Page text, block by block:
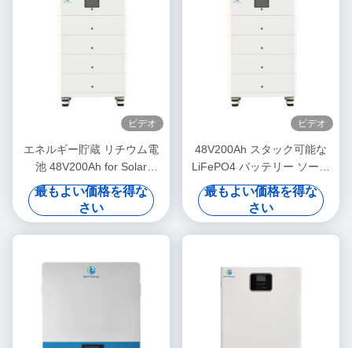
ビデオ
エネルギー貯蔵 リチウム電
池 48V200Ah for Solar
Power System with
RS485/CANコミュニケーシ
ョンとLCD インディケータ
ー
最もよい価格を得な
さい
ビデオ
48V200Ah スタック可能な
LiFePO4 バッテリー ソーラ
ー発電システム RS485/CAN
通信とLCD インジケーター
最もよい価格を得な
さい